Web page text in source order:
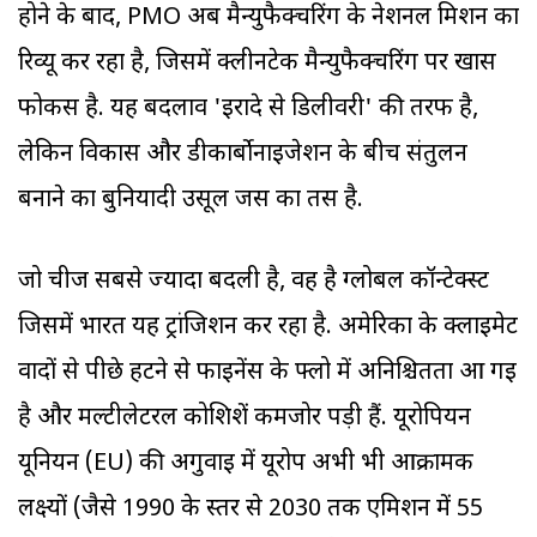
होने के बाद, PMO अब मैन्युफैक्चरिंग के नेशनल मिशन का
रिव्यू कर रहा है, जिसमें क्लीनटेक मैन्युफैक्चरिंग पर खास
फोकस है. यह बदलाव 'इरादे से डिलीवरी' की तरफ है,
लेकिन विकास और डीकार्बोनाइजेशन के बीच संतुलन
बनाने का बुनियादी उसूल जस का तस है.
जो चीज सबसे ज्यादा बदली है, वह है ग्लोबल कॉन्टेक्स्ट
जिसमें भारत यह ट्रांजिशन कर रहा है. अमेरिका के क्लाइमेट
वादों से पीछे हटने से फाइनेंस के फ्लो में अनिश्चितता आ गई
है और मल्टीलेटरल कोशिशें कमजोर पड़ी हैं. यूरोपियन
यूनियन (EU) की अगुवाई में यूरोप अभी भी आक्रामक
लक्ष्यों (जैसे 1990 के स्तर से 2030 तक एमिशन में 55